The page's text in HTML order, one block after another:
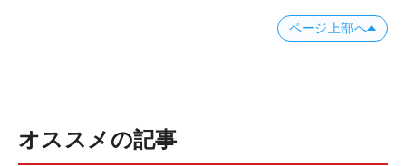
ページ上部へ
オススメの記事